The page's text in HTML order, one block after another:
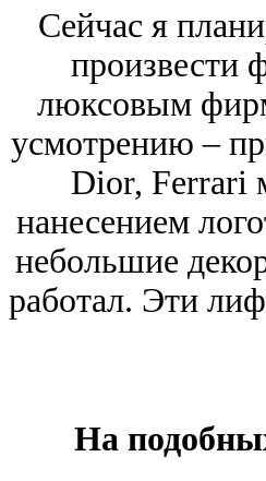
Сейчас я
произвести
люксовым
усмотрению ‒
Dior, Ferrari
нанесением
небольшие
работал. Эти
На